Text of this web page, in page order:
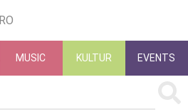
MUSIC KULTUR EVENTS